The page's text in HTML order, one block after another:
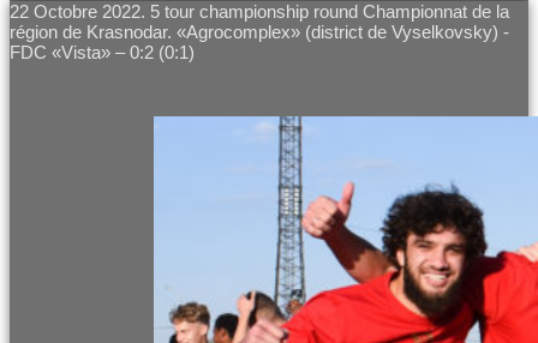
22 Octobre 2022. 5 tour championship round Championnat de la
région de Krasnodar. «Agrocomplex» (district de Vyselkovsky) -
FDC «Vista» – 0:2 (0:1)